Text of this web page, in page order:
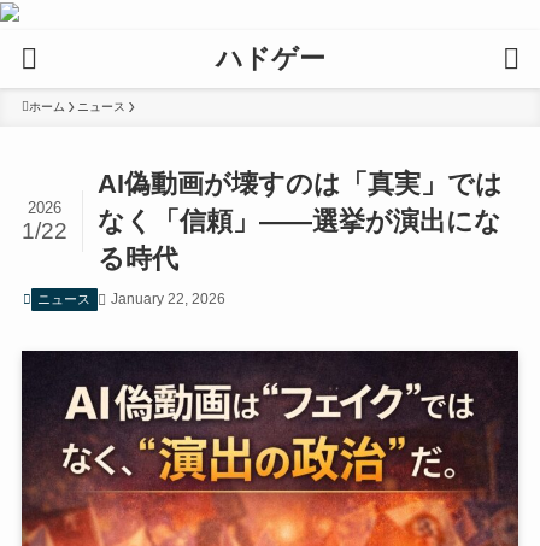
ハドゲー
ホーム ニュース
AI偽動画が壊すのは「真実」では
なく「信頼」——選挙が演出にな
る時代
2026
1/22
ニュース January 22, 2026